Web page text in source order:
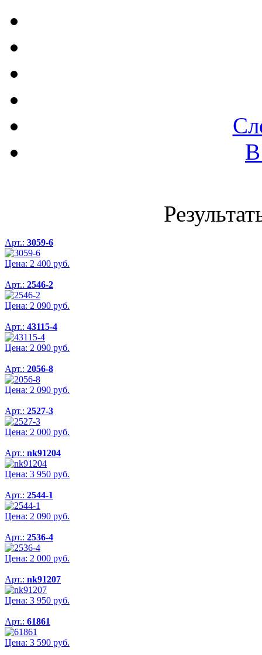
Арт.: 3059-6
Цена: 2 400 руб.
Арт.: 2546-2
Цена: 2 090 руб.
Арт.: 43115-4
Цена: 2 090 руб.
Арт.: 2056-8
Цена: 2 090 руб.
Арт.: 2527-3
Цена: 2 000 руб.
Арт.: nk91204
Цена: 3 950 руб.
Арт.: 2544-1
Цена: 2 090 руб.
Арт.: 2536-4
Цена: 2 000 руб.
Арт.: nk91207
Цена: 3 950 руб.
Арт.: 61861
Цена: 3 590 руб.